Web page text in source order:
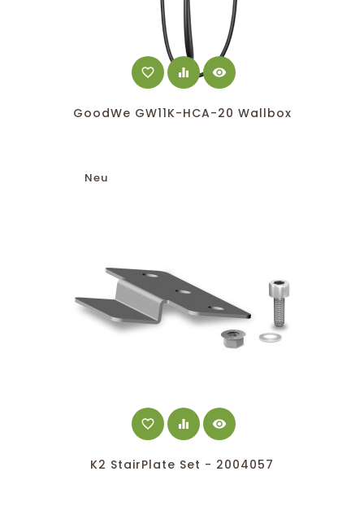
favorite_border equalizer visibility
GoodWe GW11K-HCA-20 Wallbox
Neu
favorite_border equalizer visibility
K2 StairPlate Set - 2004057